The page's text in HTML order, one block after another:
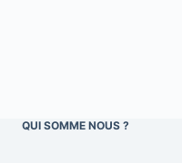
QUI SOMME NOUS ?